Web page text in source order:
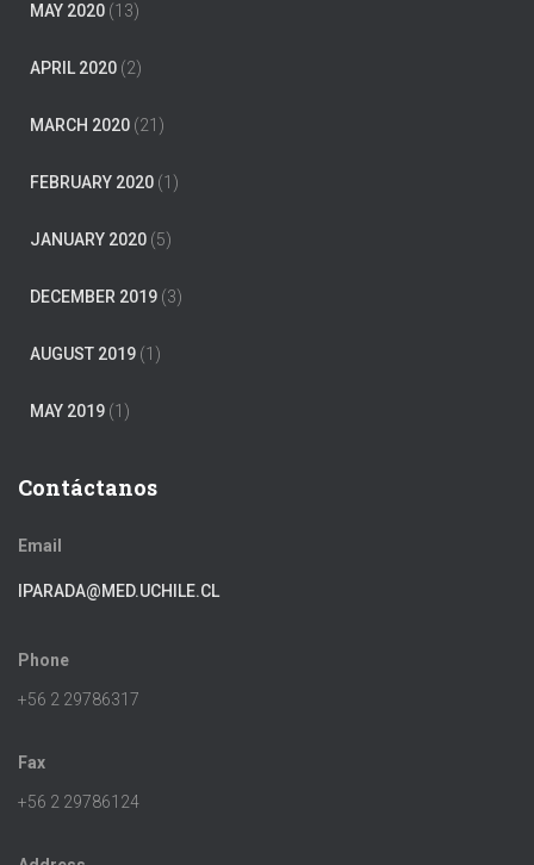
MAY 2020 (13)
APRIL 2020 (2)
MARCH 2020 (21)
FEBRUARY 2020 (1)
JANUARY 2020 (5)
DECEMBER 2019 (3)
AUGUST 2019 (1)
MAY 2019 (1)
Contáctanos
Email
IPARADA@MED.UCHILE.CL
Phone
+56 2 29786317
Fax
+56 2 29786124